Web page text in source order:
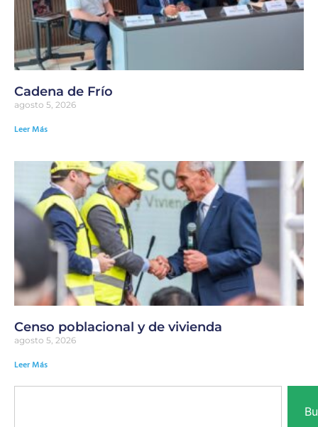
Cadena de Frío
agosto 5, 2026
Leer Más
Censo poblacional y de vivienda
agosto 5, 2026
Leer Más